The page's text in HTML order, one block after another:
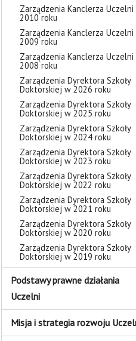
Zarządzenia Kanclerza
2010 roku
Zarządzenia Kanclerza
2009 roku
Zarządzenia Kanclerza
2008 roku
Zarządzenia Dyrektora Szkoły
Doktorskiej w 2026 roku
Zarządzenia Dyrektora Szkoły
Doktorskiej w 2025 roku
Zarządzenia Dyrektora Szkoły
Doktorskiej w 2024 roku
Zarządzenia Dyrektora Szkoły
Doktorskiej w 2023 roku
Zarządzenia Dyrektora Szkoły
Doktorskiej w 2022 roku
Zarządzenia Dyrektora Szkoły
Doktorskiej w 2021 roku
Zarządzenia Dyrektora Szkoły
Doktorskiej w 2020 roku
Zarządzenia Dyrektora Szkoły
Doktorskiej w 2019 roku
Podstawy prawne działania
Uczelni
Misja i strategia rozwoju